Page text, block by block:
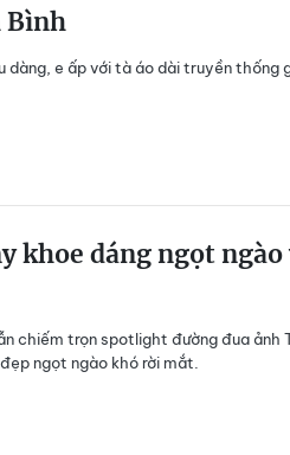
Bình
dàng, e ấp với tà áo dài truyền thống
khoe dáng ngọt ngào
chiếm trọn spotlight đường đua ảnh
ngọt ngào khó rời mắt.